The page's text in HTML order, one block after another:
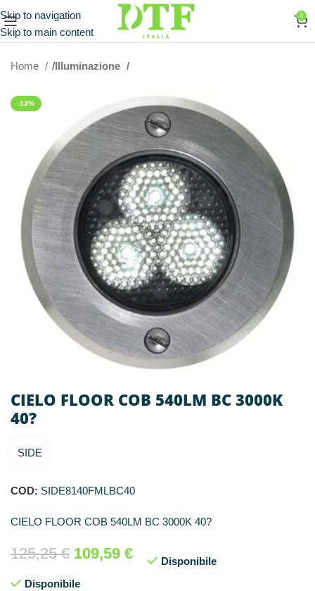
Skip to navigation
Skip to main content
0
Home Illuminazione
-13%
CIELO FLOOR COB 540LM BC 3000K
40?
SIDE
COD: SIDE8140FMLBC40
CIELO FLOOR COB 540LM BC 3000K 40?
125,25€ 109,59 €
Disponibile
Disponibile